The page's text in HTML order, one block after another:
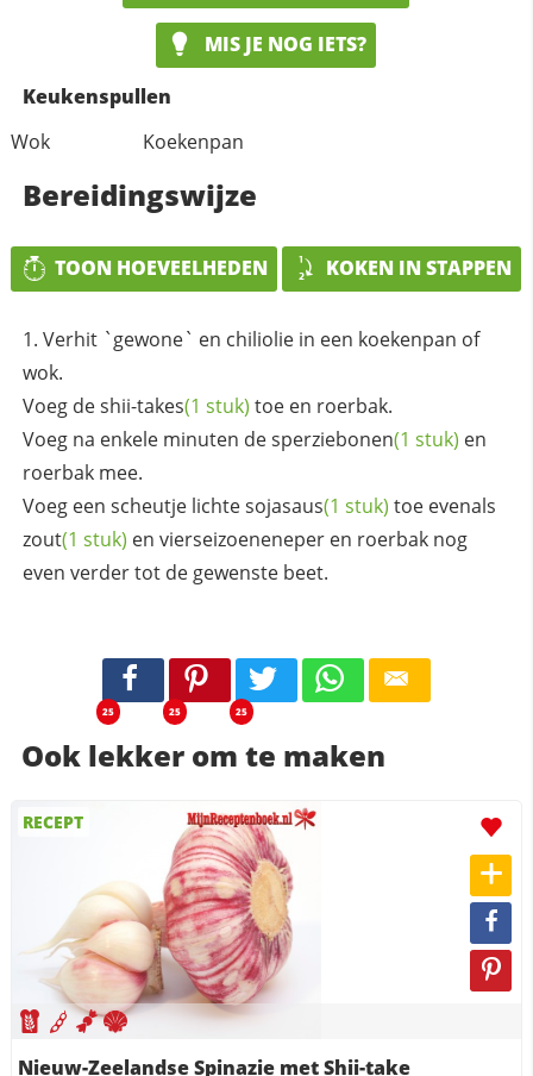
MIS JE NOG IETS?
Keukenspullen
Wok
Koekenpan
Bereidingswijze
TOON HOEVEELHEDEN KOKEN IN STAPPEN
Verhit `gewone` en chiliolie in een koekenpan of
wok.
Voeg deshii-takes(1 stuk) toe en roerbak.
Voeg na enkele minuten desperziebonen(1 stuk) en
roerbak mee.
Voeg een scheutje lichtesojasaus(1 stuk) toe evenals
zout(1 stuk) en vierseizoeneneper en roerbak nog
even verder tot de gewenste beet.
25 25 25
Ook lekker om te maken
RECEPT
Nieuw-Zeelandse Spinazie met Shii-take